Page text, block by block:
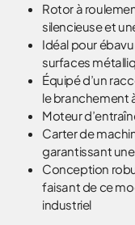
Rotor à
silencieuse et
Idéal pour
surfaces
Équipé d’un
le branchement
Moteur
Carter de
garantissant
Conception
faisant de ce
industriel